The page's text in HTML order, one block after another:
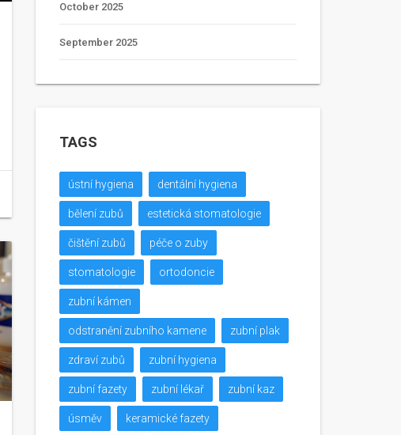
October 2025
September 2025
TAGS
ústní hygiena dentální hygiena
bělení zubů estetická stomatologie
čištění zubů péče o zuby
stomatologie ortodoncie
zubní kámen
odstranění zubního kamene zubní plak
zdraví zubů zubní hygiena
zubní fazety zubní lékař zubní kaz
úsměv keramické fazety